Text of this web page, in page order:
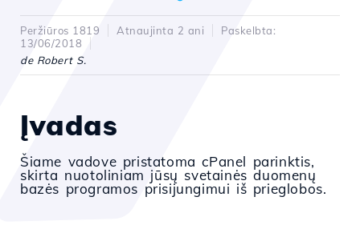
Peržiūros 1819 Atnaujinta 2 ani
Paskelbta:
13/06/2018
de Robert S.
Įvadas
Šiame vadove pristatoma cPanel parinktis,
skirta nuotoliniam jūsų svetainės duomenų
bazės programos prisijungimui iš prieglobos.